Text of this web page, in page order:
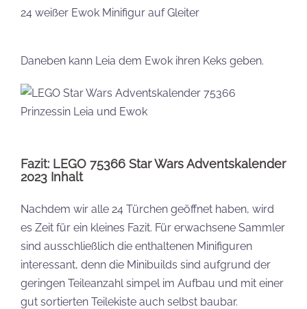
Daneben kann Leia dem Ewok ihren Keks geben.
Fazit: LEGO 75366 Star Wars Adventskalender
2023 Inhalt
Nachdem wir alle 24 Türchen geöffnet haben, wird
es Zeit für ein kleines Fazit. Für erwachsene Sammler
sind ausschließlich die enthaltenen Minifiguren
interessant, denn die Minibuilds sind aufgrund der
geringen Teileanzahl simpel im Aufbau und mit einer
gut sortierten Teilekiste auch selbst baubar.